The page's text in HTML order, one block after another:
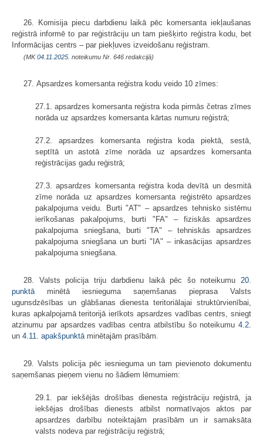
26. Komisija piecu darbdienu laikā pēc komersanta iekļaušanas
reģistrā informē to par reģistrāciju un tam piešķirto reģistra kodu, bet
Informācijas centrs – par piekļuves izveidošanu reģistram.
(MK04.11.2025. noteikumu Nr. 646 redakcijā)
27. Apsardzes komersanta reģistra kodu veido 10 zīmes:
27.1. apsardzes komersanta reģistra koda pirmās četras zīmes
norāda uz apsardzes komersanta kārtas numuru reģistrā;
27.2. apsardzes komersanta reģistra koda piektā, sestā,
septītā un astotā zīme norāda uz apsardzes komersanta
reģistrācijas gadu reģistrā;
27.3. apsardzes komersanta reģistra koda devītā un desmitā
zīme norāda uz apsardzes komersanta reģistrēto apsardzes
pakalpojuma veidu. Burti "AT" – apsardzes tehnisko sistēmu
ierīkošanas pakalpojums, burti "FA" – fiziskās apsardzes
pakalpojuma sniegšana, burti "TA" – tehniskās apsardzes
pakalpojuma sniegšana un burti "IA" – inkasācijas apsardzes
pakalpojuma sniegšana.
28. Valsts policija triju darbdienu laikā pēc šo noteikumu 20.
punktā minētā iesnieguma saņemšanas pieprasa Valsts
ugunsdzēsības un glābšanas dienesta teritoriālajai struktūrvienībai,
kuras apkalpojamā teritorijā ierīkots apsardzes vadības centrs, sniegt
atzinumu par apsardzes vadības centra atbilstību šo noteikumu 4.2.
un 4.11. apakšpunktā minētajām prasībām.
29. Valsts policija pēc iesnieguma un tam pievienoto dokumentu
saņemšanas pieņem vienu no šādiem lēmumiem:
29.1. par iekšējās drošības dienesta reģistrāciju reģistrā, ja
iekšējas drošības dienests atbilst normatīvajos aktos par
apsardzes darbību noteiktajām prasībām un ir samaksāta
valsts nodeva par reģistrāciju reģistrā;